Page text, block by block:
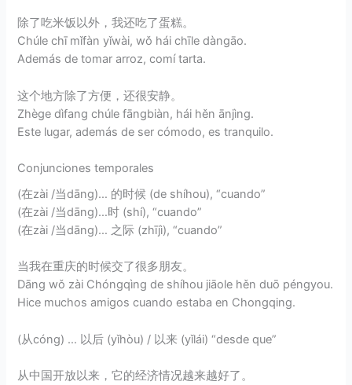
除了吃米饭以外，我还吃了蛋糕。
Chúle chī mǐfàn yǐwài, wǒ hái chīle dàngāo.
Además de tomar arroz, comí tarta.
这个地方除了方便，还很安静。
Zhège dìfang chúle fāngbiàn, hái hěn ānjìng.
Este lugar, además de ser cómodo, es tranquilo.
Conjunciones temporales
(在zài /当dāng)… 的时候 (de shíhou), “cuando”
(在zài /当dāng)…时 (shí), “cuando”
(在zài /当dāng)… 之际 (zhījì), “cuando”
当我在重庆的时候交了很多朋友。
Dāng wǒ zài Chóngqìng de shíhou jiāole hěn duō péngyou.
Hice muchos amigos cuando estaba en Chongqing.
(从cóng) … 以后 (yǐhòu) / 以来 (yǐlái) “desde que”
从中国开放以来，它的经济情况越来越好了。